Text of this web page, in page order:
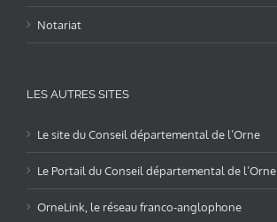
Notariat
LES AUTRES SITES
Le site du Conseil départemental de l’Orne
Le Portail du Conseil départemental de l’Orne
OrneLink, le réseau franco-anglophone